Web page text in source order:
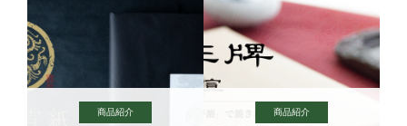
商品紹介 商品紹介